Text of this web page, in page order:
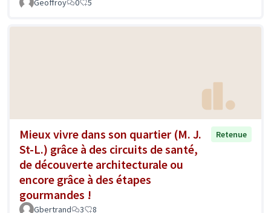
Geoffroy
0 5
Mieux vivre dans son quartier (M. J.
St-L.) grâce à des circuits de santé,
de découverte architecturale ou
encore grâce à des étapes
gourmandes !
Retenue
Gbertrand 3 8